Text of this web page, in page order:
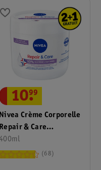
Nivea Crème Corporelle
Repair & Care
Free
10.
99
68